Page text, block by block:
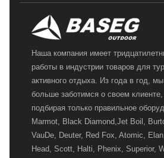
Наша компания имеет
работы в индустрии товаров для
активного отдыха. Из года в год,
больше заботимся о своем клиенте,
подбирая только правильное
Marmot, Black Diamond,Jet Boil,
VauDe, Deuter, Red Fox, Atomic,
Head, Scott, Halti, Phenix, Superior,